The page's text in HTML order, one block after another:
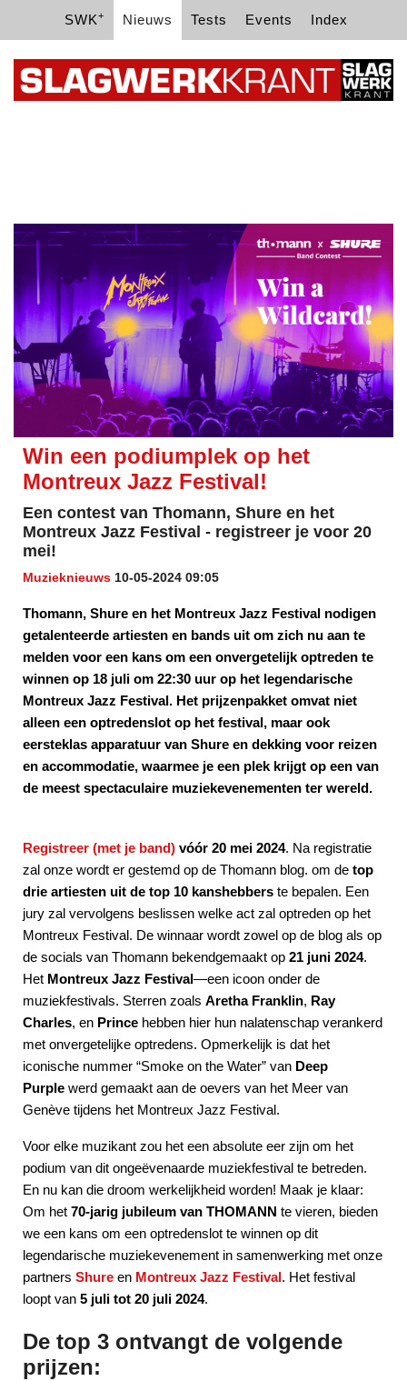
SWK+ Nieuws Tests Events Index
Win een podiumplek op het
Montreux Jazz Festival!
Een contest van Thomann, Shure en het
Montreux Jazz Festival - registreer je voor 20
mei!
Muzieknieuws 10-05-2024 09:05
Thomann, Shure en het Montreux Jazz Festival nodigen
getalenteerde artiesten en bands uit om zich nu aan te
melden voor een kans om een onvergetelijk optreden te
winnen op 18 juli om 22:30 uur op het legendarische
Montreux Jazz Festival. Het prijzenpakket omvat niet
alleen een optredenslot op het festival, maar ook
eersteklas apparatuur van Shure en dekking voor reizen
en accommodatie, waarmee je een plek krijgt op een van
de meest spectaculaire muziekevenementen ter wereld.
Registreer (met je band) vóór 20 mei 2024. Na registratie
zal onze wordt er gestemd op de Thomann blog. om de top
drie artiesten uit de top 10 kanshebbers te bepalen. Een
jury zal vervolgens beslissen welke act zal optreden op het
Montreux Festival. De winnaar wordt zowel op de blog als op
de socials van Thomann bekendgemaakt op 21 juni 2024.
Het Montreux Jazz Festival—een icoon onder de
muziekfestivals. Sterren zoals Aretha Franklin, Ray
Charles, en Prince hebben hier hun nalatenschap verankerd
met onvergetelijke optredens. Opmerkelijk is dat het
iconische nummer “Smoke on the Water” van Deep
Purple werd gemaakt aan de oevers van het Meer van
Genève tijdens het Montreux Jazz Festival.
Voor elke muzikant zou het een absolute eer zijn om het
podium van dit ongeëvenaarde muziekfestival te betreden.
En nu kan die droom werkelijkheid worden! Maak je klaar:
Om het 70-jarig jubileum van THOMANN te vieren, bieden
we een kans om een optredenslot te winnen op dit
legendarische muziekevenement in samenwerking met onze
partners Shure en Montreux Jazz Festival . Het festival
loopt van 5 juli tot 20 juli 2024.
De top 3 ontvangt de volgende
prijzen: